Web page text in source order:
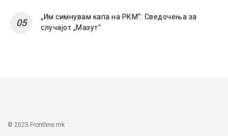
„Им симнувам капа на РКМ“: Сведочења за
случајот „Мазут“
© 2023 Frontline.mk